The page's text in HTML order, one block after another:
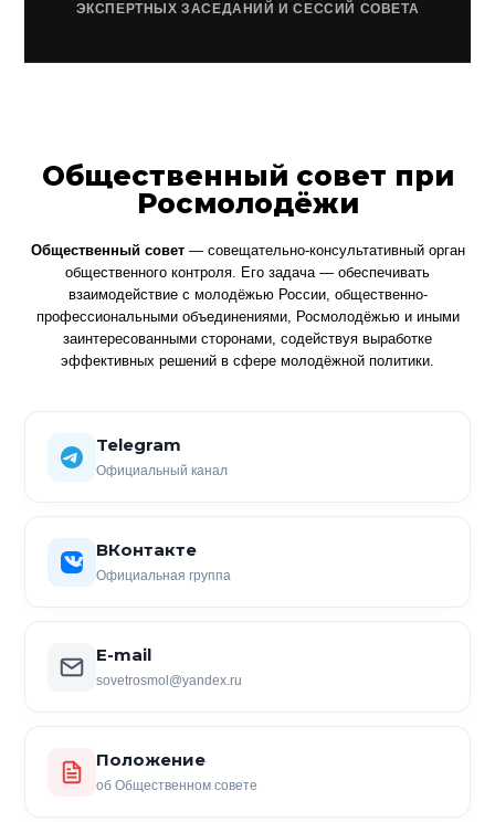
ЭКСПЕРТНЫХ ЗАСЕДАНИЙ И СЕССИЙ СОВЕТА
Общественный совет при
Росмолодёжи
Общественный совет— совещательно-консультативный орган
общественного контроля. Его задача — обеспечивать
взаимодействие с молодёжью России, общественно-
профессиональными объединениями, Росмолодёжью и иными
заинтересованными сторонами, содействуя выработке
эффективных решений в сфере молодёжной политики.
Telegram
Официальный канал
ВКонтакте
Официальная группа
E-mail
sovetrosmol@yandex.ru
Положение
об Общественном совете